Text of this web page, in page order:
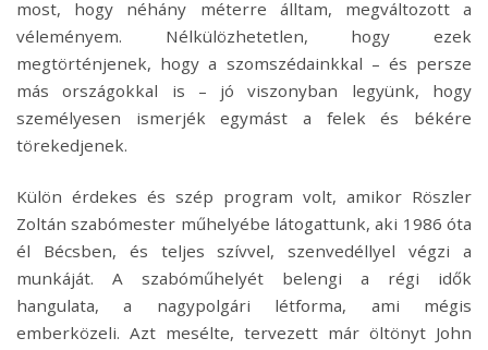
most, hogy néhány méterre álltam, megváltozott a
véleményem. Nélkülözhetetlen, hogy ezek
megtörténjenek, hogy a szomszédainkkal – és persze
más országokkal is – jó viszonyban legyünk, hogy
személyesen ismerjék egymást a felek és békére
törekedjenek.
Külön érdekes és szép program volt, amikor Röszler
Zoltán szabómester műhelyébe látogattunk, aki 1986 óta
él Bécsben, és teljes szívvel, szenvedéllyel végzi a
munkáját. A szabóműhelyét belengi a régi idők
hangulata, a nagypolgári létforma, ami mégis
emberközeli. Azt mesélte, tervezett már öltönyt John